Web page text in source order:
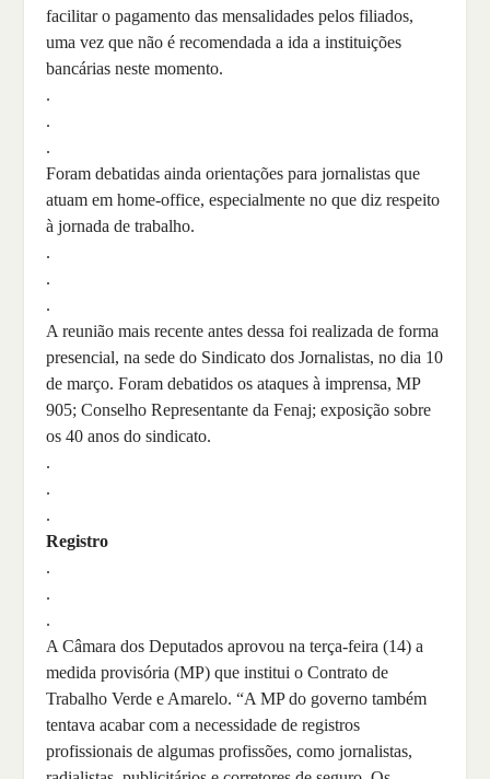
facilitar o pagamento das mensalidades pelos filiados,
uma vez que não é recomendada a ida a instituições
bancárias neste momento.
.
.
.
Foram debatidas ainda orientações para jornalistas que
atuam em home-office, especialmente no que diz respeito
à jornada de trabalho.
.
.
.
A reunião mais recente antes dessa foi realizada de forma
presencial, na sede do Sindicato dos Jornalistas, no dia 10
de março. Foram debatidos os ataques à imprensa, MP
905; Conselho Representante da Fenaj; exposição sobre
os 40 anos do sindicato.
.
.
.
Registro
.
.
.
A Câmara dos Deputados aprovou na terça-feira (14) a
medida provisória (MP) que institui o Contrato de
Trabalho Verde e Amarelo. “A MP do governo também
tentava acabar com a necessidade de registros
profissionais de algumas profissões, como jornalistas,